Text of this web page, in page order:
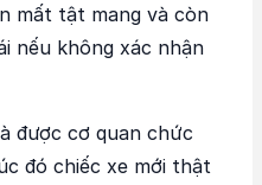
mất tật mang và còn
nếu không xác nhận
được cơ quan chức
đó chiếc xe mới thật